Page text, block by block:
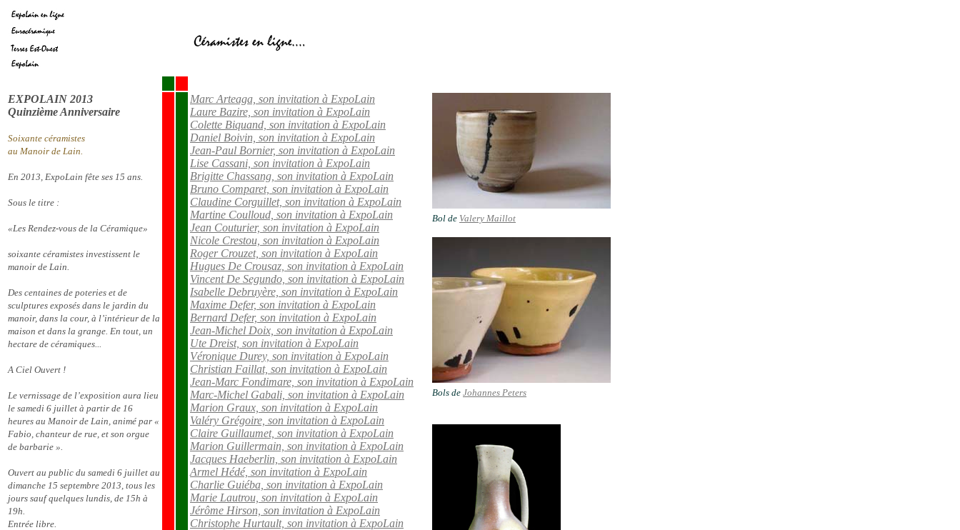
EXPOLAIN 2013
Quinzième Anniversaire
Soixante céramistes
au Manoir de Lain.
En 2013, ExpoLain fête ses 15 ans.
Sous le titre :
«Les Rendez-vous de la Céramique»
soixante céramistes investissent le
manoir de Lain.
Des centaines de poteries et de
sculptures exposés dans le jardin du
manoir, dans la cour, à l’intérieur de la
maison et dans la grange. En tout, un
hectare de céramiques...
A Ciel Ouvert !
Le vernissage de l’exposition aura lieu
le samedi 6 juillet à partir de 16
heures au Manoir de Lain, animé par «
Fabio, chanteur de rue, et son orgue
de barbarie ».
Ouvert au public du samedi 6 juillet au
dimanche 15 septembre 2013, tous les
jours sauf quelques lundis, de 15h à
19h.
Entrée libre.
Marc Arteaga, son invitation à ExpoLain
Laure Bazire, son invitation à ExpoLain
Colette Biquand, son invitation à ExpoLain
Daniel Boivin, son invitation à ExpoLain
Jean-Paul Bornier, son invitation à ExpoLain
Lise Cassani, son invitation à ExpoLain
Brigitte Chassang, son invitation à ExpoLain
Bruno Comparet, son invitation à ExpoLain
Claudine Corguillet, son invitation à ExpoLain
Martine Coulloud, son invitation à ExpoLain
Jean Couturier, son invitation à ExpoLain
Nicole Crestou, son invitation à ExpoLain
Roger Crouzet, son invitation à ExpoLain
Hugues De Crousaz, son invitation à ExpoLain
Vincent De Segundo, son invitation à ExpoLain
Isabelle Debruyère, son invitation à ExpoLain
Maxime Defer, son invitation à ExpoLain
Bernard Defer, son invitation à ExpoLain
Jean-Michel Doix, son invitation à ExpoLain
Ute Dreist, son invitation à ExpoLain
Véronique Durey, son invitation à ExpoLain
Christian Faillat, son invitation à ExpoLain
Jean-Marc Fondimare, son invitation à ExpoLain
Marc-Michel Gabali, son invitation à ExpoLain
Marion Graux, son invitation à ExpoLain
Valéry Grégoire, son invitation à ExpoLain
Claire Guillaumet, son invitation à ExpoLain
Marion Guillermain, son invitation à ExpoLain
Jacques Haeberlin, son invitation à ExpoLain
Armel Hédé, son invitation à ExpoLain
Charlie Guiéba, son invitation à ExpoLain
Marie Lautrou, son invitation à ExpoLain
Jérôme Hirson, son invitation à ExpoLain
Christophe Hurtault, son invitation à ExpoLain
Bol de Valery Maillot
Bols de Johannes Peters